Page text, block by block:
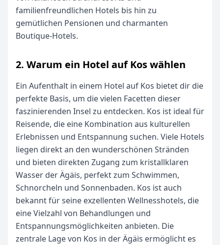
familienfreundlichen Hotels bis hin zu
gemütlichen Pensionen und charmanten
Boutique-Hotels.
2. Warum ein Hotel auf Kos wählen
Ein Aufenthalt in einem Hotel auf Kos bietet dir die
perfekte Basis, um die vielen Facetten dieser
faszinierenden Insel zu entdecken. Kos ist ideal für
Reisende, die eine Kombination aus kulturellen
Erlebnissen und Entspannung suchen. Viele Hotels
liegen direkt an den wunderschönen Stränden
und bieten direkten Zugang zum kristallklaren
Wasser der Ägäis, perfekt zum Schwimmen,
Schnorcheln und Sonnenbaden. Kos ist auch
bekannt für seine exzellenten Wellnesshotels, die
eine Vielzahl von Behandlungen und
Entspannungsmöglichkeiten anbieten. Die
zentrale Lage von Kos in der Ägäis ermöglicht es